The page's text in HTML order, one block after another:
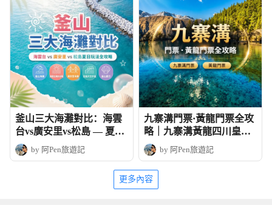
釜山三大海灘對比：海雲
台vs廣安里vs松島 — 夏日
玩法全攻略
by 阿Pen旅遊記
九寨溝門票·黃龍門票全攻
略｜九寨溝黃龍四川皇牌
深度6天團
by 阿Pen旅遊記
更多內容